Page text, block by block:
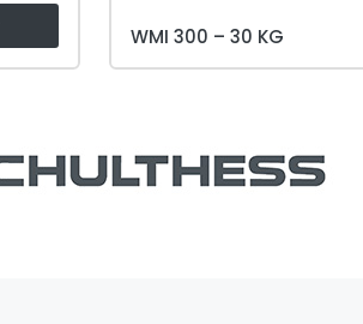
WMI 300 – 30 KG